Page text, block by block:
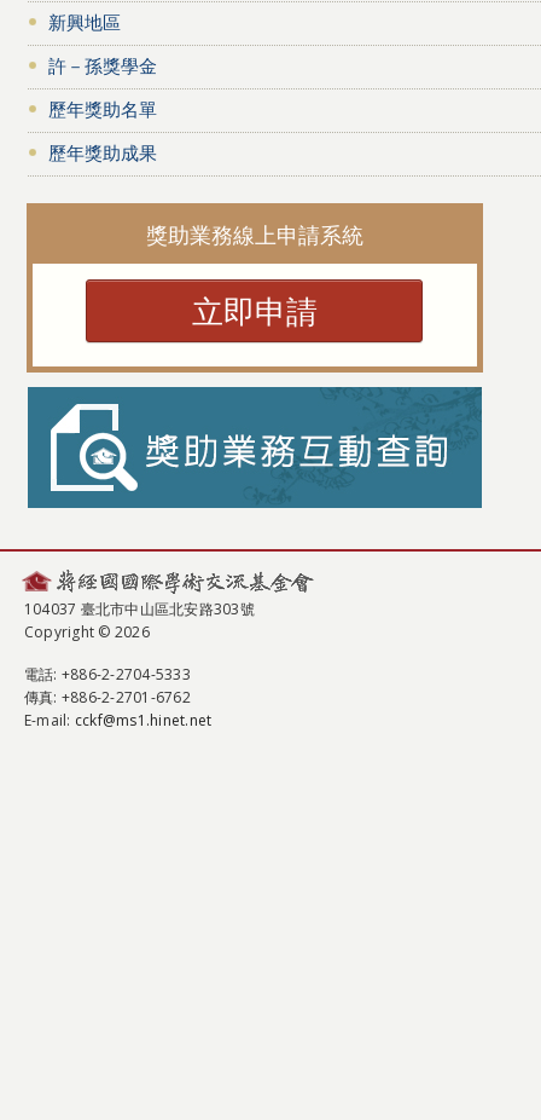
新興地區
許－孫獎學金
歷年獎助名單
歷年獎助成果
獎助業務線上申請系統
立即申請
104037 臺北市中山區北安路303號
Copyright © 2026
電話: +886-2-2704-5333
傳真: +886-2-2701-6762
E-mail: cckf@ms1.hinet.net